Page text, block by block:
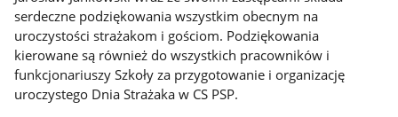
serdeczne podziękowania wszystkim obecnym na
uroczystości strażakom i gościom. Podziękowania
kierowane są również do wszystkich pracowników i
funkcjonariuszy Szkoły za przygotowanie i organizację
uroczystego Dnia Strażaka w CS PSP.